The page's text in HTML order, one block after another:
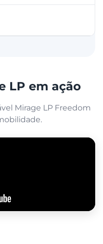
LP em ação
Mirage LP Freedom